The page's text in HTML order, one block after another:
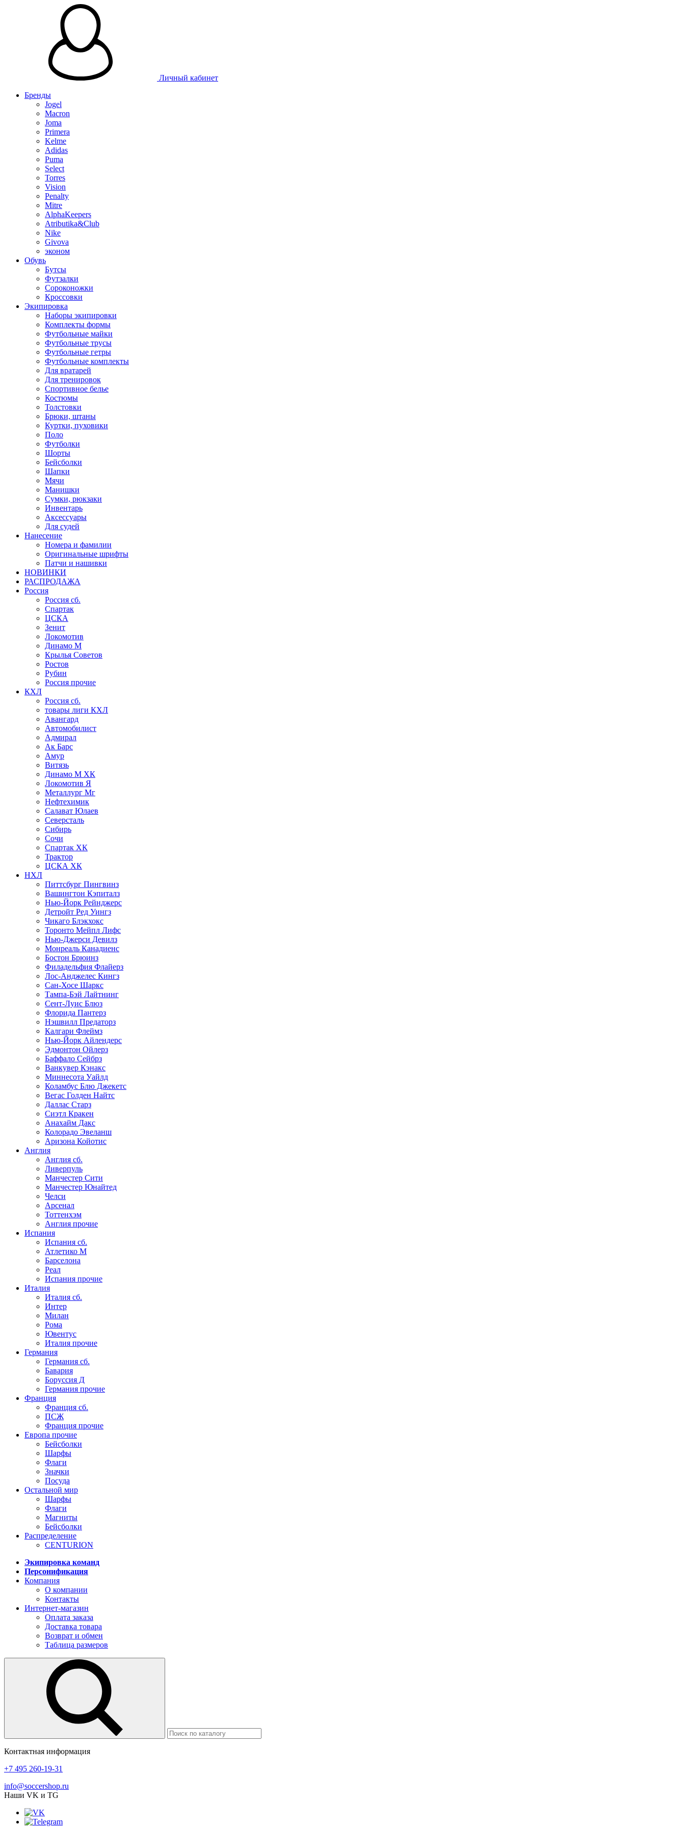
Личный кабинет
Бренды
Jogel
Macron
Joma
Primera
Kelme
Adidas
Puma
Select
Torres
Vision
Penalty
Mitre
AlphaKeepers
Atributika&Club
Nike
Givova
эконом
Обувь
Бутсы
Футзалки
Сороконожки
Кроссовки
Экипировка
Наборы экипировки
Комплекты формы
Футбольные майки
Футбольные трусы
Футбольные гетры
Футбольные комплекты
Для вратарей
Для тренировок
Спортивное белье
Костюмы
Толстовки
Брюки, штаны
Куртки, пуховики
Поло
Футболки
Шорты
Бейсболки
Шапки
Мячи
Манишки
Сумки, рюкзаки
Инвентарь
Аксессуары
Для судей
Нанесение
Номера и фамилии
Оригинальные шрифты
Патчи и нашивки
НОВИНКИ
РАСПРОДАЖА
Россия
Россия сб.
Спартак
ЦСКА
Зенит
Локомотив
Динамо М
Крылья Советов
Ростов
Рубин
Россия прочие
КХЛ
Россия сб.
товары лиги КХЛ
Авангард
Автомобилист
Адмирал
Ак Барс
Амур
Витязь
Динамо М ХК
Локомотив Я
Металлург Мг
Нефтехимик
Салават Юлаев
Северсталь
Сибирь
Сочи
Спартак ХК
Трактор
ЦСКА ХК
НХЛ
Питтсбург Пингвинз
Вашингтон Кэпиталз
Нью-Йорк Рейнджерс
Детройт Ред Уингз
Чикаго Блэкхокс
Торонто Мейпл Лифс
Нью-Джерси Девилз
Монреаль Канадиенс
Бостон Брюинз
Филадельфия Флайерз
Лос-Анджелес Кингз
Сан-Хосе Шаркс
Тампа-Бэй Лайтнинг
Сент-Луис Блюз
Флорида Пантерз
Нэшвилл Предаторз
Калгари Флеймз
Нью-Йорк Айлендерс
Эдмонтон Ойлерз
Баффало Сейбрз
Ванкувер Кэнакс
Миннесота Уайлд
Коламбус Блю Джекетс
Вегас Голден Найтс
Даллас Старз
Сиэтл Кракен
Анахайм Дакс
Колорадо Эвеланш
Аризона Койотис
Англия
Англия сб.
Ливерпуль
Манчестер Сити
Манчестер Юнайтед
Челси
Арсенал
Тоттенхэм
Англия прочие
Испания
Испания сб.
Атлетико М
Барселона
Реал
Испания прочие
Италия
Италия сб.
Интер
Милан
Рома
Ювентус
Италия прочие
Германия
Германия сб.
Бавария
Боруссия Д
Германия прочие
Франция
Франция сб.
ПСЖ
Франция прочие
Европа прочие
Бейсболки
Шарфы
Флаги
Значки
Посуда
Остальной мир
Шарфы
Флаги
Магниты
Бейсболки
Распределение
CENTURION
Экипировка команд
Персонификация
Компания
О компании
Контакты
Интернет-магазин
Оплата заказа
Доставка товара
Возврат и обмен
Таблица размеров
Контактная информация
+7 495 260-19-31
info@soccershop.ru
Наши VK и TG